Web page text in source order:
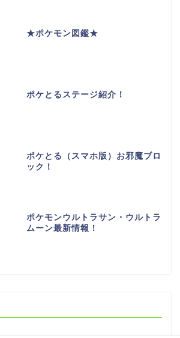
★ポケモン図鑑★
ポケとるステージ紹介！
ポケとる（スマホ版）お邪魔ブロ
ック！
ポケモンウルトラサン・ウルトラ
ムーン最新情報！